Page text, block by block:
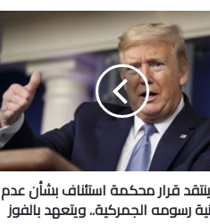
قرار محكمة استئناف بشأن عدم
رسومه الجمركية.. ويتعهد بالفوز